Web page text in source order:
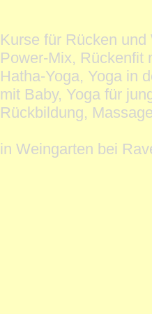
Kurse für Rücken
Power-Mix, Rückenfit
Hatha-Yoga, Yoga in
mit Baby, Yoga für
Rückbildung,
in Weingarten bei